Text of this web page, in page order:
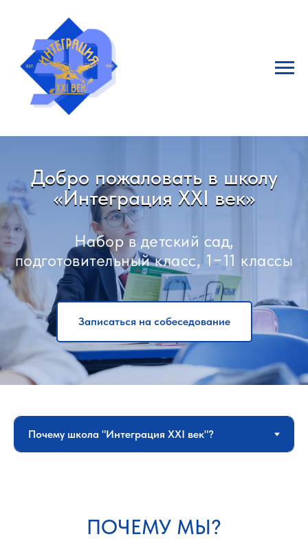
Добро пожаловать в школу
«Интеграция XXI век»
Набор в детский сад,
подготовительный класс, 1−11 классы
Записаться на собеседование
ПОЧЕМУ МЫ?